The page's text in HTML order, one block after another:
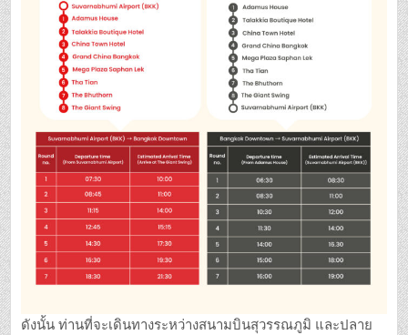
ดังนั้น ท่านที่จะเดินทางระหว่างสนามบินสุวรรณภูมิ และปลาย